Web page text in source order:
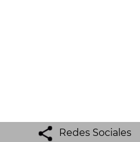
Redes Sociales